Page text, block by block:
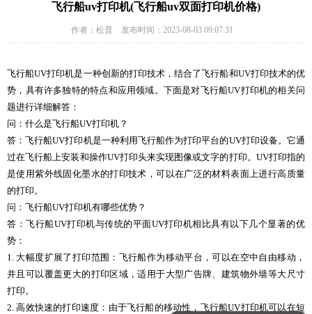
飞行船uv打印机(飞行船uv双面打印机价格)
作者：松普 发布时间：2023-08-03 09:07:31
飞行船UV打印机是一种创新的打印技术，结合了飞行船和UV打印技术的优
势，具有许多独特的特点和应用领域。下面是对飞行船UV打印机的相关问
题进行详细解答：
问：什么是飞行船UV打印机？
答：飞行船UV打印机是一种利用飞行船作为打印平台的UV打印设备。它通
过在飞行船上安装和操作UV打印头来实现图像或文字的打印。UV打印指的
是使用紫外线固化墨水的打印技术，可以在广泛的材料表面上进行高质量
的打印。
问：飞行船UV打印机有哪些优势？
答：飞行船UV打印机与传统的平面UV打印机相比具有以下几个显著的优
势：
1. 大幅度扩展了打印范围：飞行船作为移动平台，可以在空中自由移动，
并且可以覆盖更大的打印区域，适用于大型广告牌、建筑物外墙等大尺寸
打印。
2. 高效快速的打印速度：由于飞行船的移动性，飞行船UV打印机可以在短